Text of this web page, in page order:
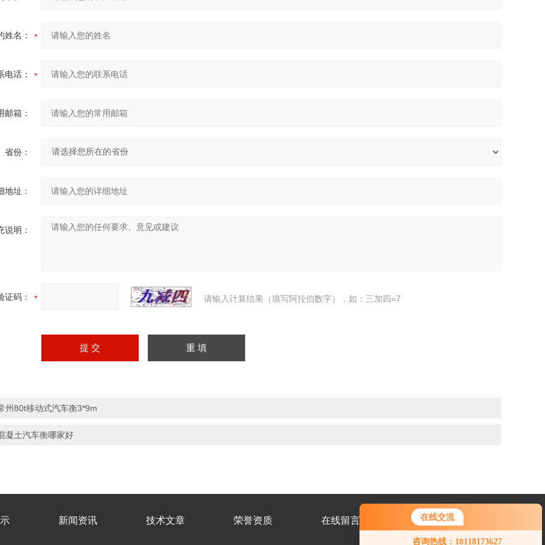
在线交流
咨询热线：18118173627
您好！欢迎前来咨询，很高兴为您
姓名：
电话：
邮箱：
省份：
地址：
说明：
证码： 请输入计算结果（填写阿拉伯数字），如：三加四=7
州80t移动式汽车衡3*9m
凝土汽车衡哪家好
新闻资讯 技术文章 荣誉资质 在线留言 联系我们